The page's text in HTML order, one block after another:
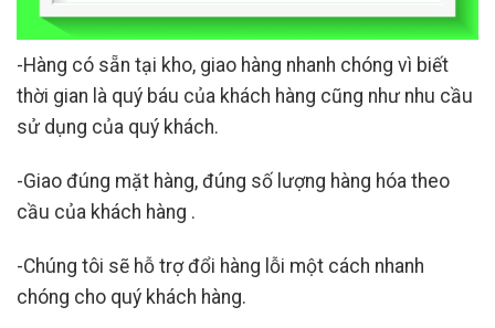
-Hàng có sẵn tại kho, giao hàng nhanh chóng vì biết
thời gian là quý báu của khách hàng cũng như nhu cầu
sử dụng của quý khách.
-Giao đúng mặt hàng, đúng số lượng hàng hóa theo
cầu của khách hàng .
-Chúng tôi sẽ hỗ trợ đổi hàng lỗi một cách nhanh
chóng cho quý khách hàng.